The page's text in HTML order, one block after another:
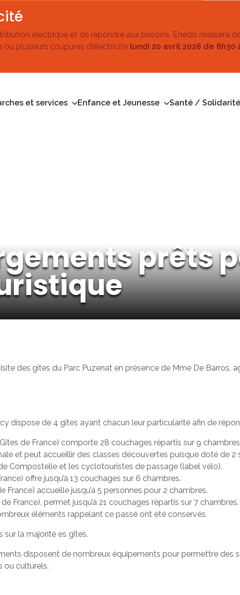
électrique et de répondre aux besoins, Enedis réalisera
plusieurs coupures d’électricité lundi 20 avril 2026 de
et services Enfance et Jeunesse Santé /
prêts
des gîtes du Parc Puzenat en présence de Mme De Barros,
dispose de 4 gîtes ayant chacun leur particularité afin de
de France) comporte 28 couchages répartis sur 9
et peut accueillir des classes découvertes puisque doté de
Compostelle et les cyclotouristes de passage (label vélo).
offre jusqu’à 13 couchages sur 6 chambres.
France) accueille jusqu’à 5 personnes pour 2 chambres.
France), permet jusqu’à 21 couchages répartis sur 7
éléments rappelant ce passé ont été conservés.
sur la majorité es gîtes.
disposent de nombreux équipements pour permettre des
ou culturels.